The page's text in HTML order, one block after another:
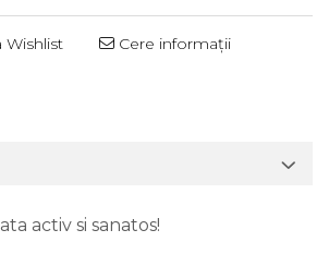
Cere informații
activ si sanatos!